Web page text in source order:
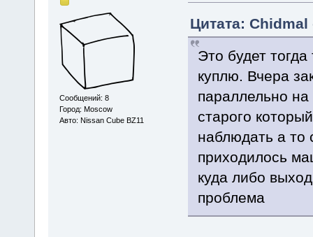
Сообщений: 8
Город: Moscow
Авто: Nissan Cube BZ11
Цитата: Chidmal
Это будет
куплю. Вчера
параллельно
старого
наблюдать а то
приходилось
куда либо
проблема